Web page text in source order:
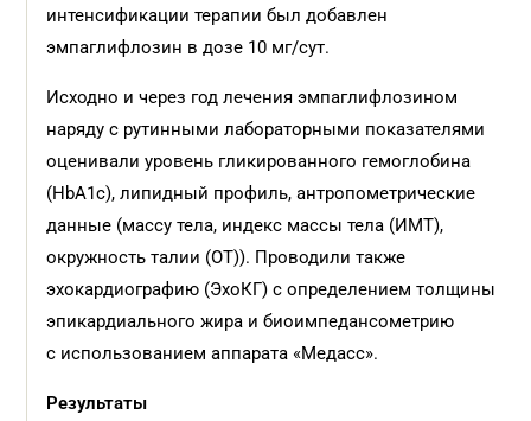
интенсификации терапии был добавлен
эмпаглифлозин в дозе 10 мг/сут.
Исходно и через год лечения эмпаглифлозином
наряду с рутинными лабораторными показателями
оценивали уровень гликированного гемоглобина
(HbA1c), липидный профиль, антропометрические
данные (массу тела, индекс массы тела (ИМТ),
окружность талии (ОТ)). Проводили также
эхокардиографию (ЭхоКГ) с определением толщины
эпикардиального жира и биоимпедансометрию
с использованием аппарата «Медасс».
Результаты